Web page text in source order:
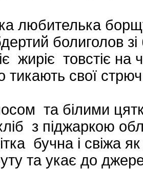
любителька
болиголов
жиріє товстіє на
тикають свої
та білими
з піджаркою
бучна і свіжа
та укає до